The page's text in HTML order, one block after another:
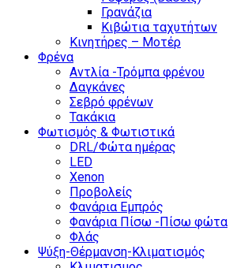
Γρανάζια
Κιβώτια ταχυτήτων
Κινητήρες – Μοτέρ
Φρένα
Αντλία -Τρόμπα φρένου
Δαγκάνες
Σεβρό φρένων
Τακάκια
Φωτισμός & Φωτιστικά
DRL/Φώτα ημέρας
LED
Xenon
Προβολείς
Φανάρια Εμπρός
Φανάρια Πίσω -Πίσω φώτα
Φλάς
Ψύξη-Θέρμανση-Κλιματισμός